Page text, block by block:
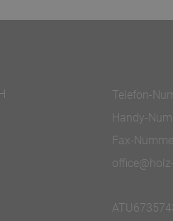
Telefon-
Handy-
Fax-